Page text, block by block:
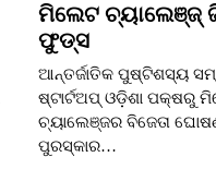
ମିଲେଟ ଚ୍ୟାଲେଞ୍ଜ୍
ଫୁଡ୍ସ
ଆନ୍ତର୍ଜାତିକ ପୁଷ୍ଟିଶସ୍ୟ
ଷ୍ଟାର୍ଟଅପ୍ ଓଡ଼ିଶା ପକ୍ଷରୁ
ଚ୍ୟାଲେଞ୍ଜର ବିଜେତା
ପୁରସ୍କାର…